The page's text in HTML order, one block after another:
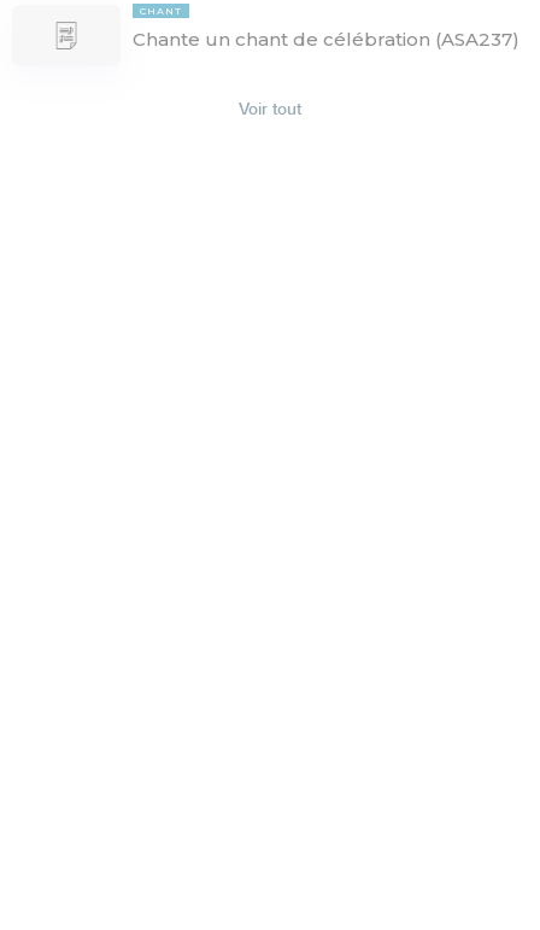
CHANT
Chante un chant de célébration (ASA237)
Voir tout